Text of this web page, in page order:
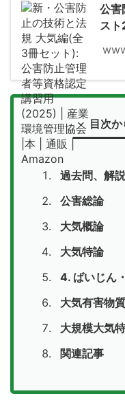
公害
ス
目次
過去問、解
公害総論
大気概論
大気特論
4. ばいじん
大気有害物
大規模大気
関連記事